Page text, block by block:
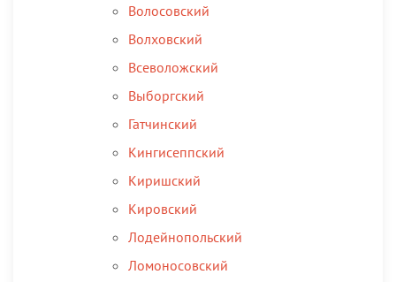
Волосовский
Волховский
Всеволожский
Выборгский
Гатчинский
Кингисеппский
Киришский
Кировский
Лодейнопольский
Ломоносовский